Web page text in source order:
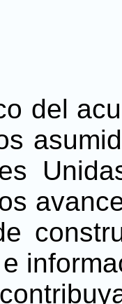
del